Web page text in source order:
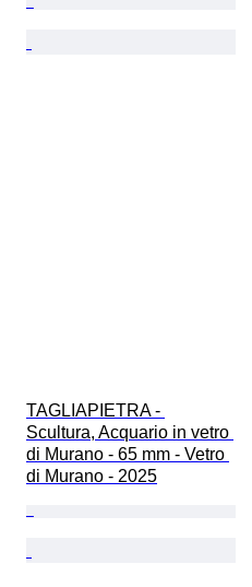
TAGLIAPIETRA -
Scultura, Acquario in vetro
di Murano - 65 mm - Vetro
di Murano - 2025